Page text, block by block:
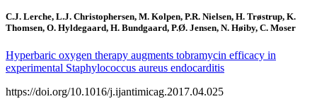
C.J. Lerche, L.J. Christophersen, M. Kolpen, P.R. Nielsen, H. Trøstrup, K.
Thomsen, O. Hyldegaard, H. Bundgaard, P.Ø. Jensen, N. Høiby, C. Moser
Hyperbaric oxygen therapy augments tobramycin efficacy in
experimental Staphylococcus aureus endocarditis
https://doi.org/10.1016/j.ijantimicag.2017.04.025